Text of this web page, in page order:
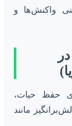
واکنش‌ها و
حفظ حیات،
مانند